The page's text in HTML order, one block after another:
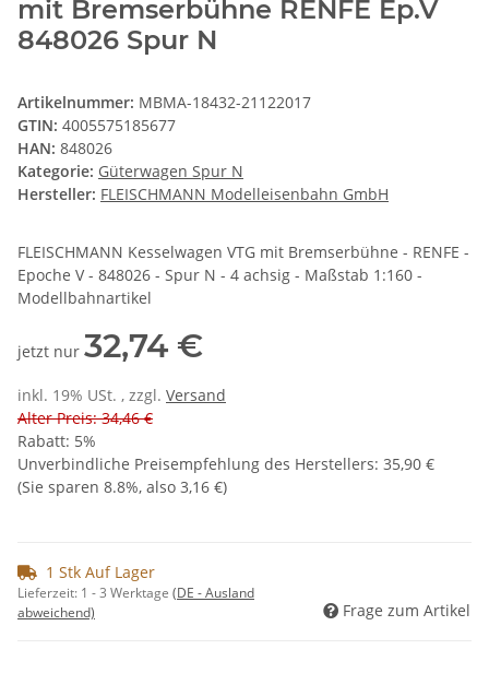
mit Bremserbühne RENFE Ep.V
848026 Spur N
Artikelnummer: MBMA-18432-21122017
GTIN: 4005575185677
HAN: 848026
Kategorie: Güterwagen Spur N
Hersteller: FLEISCHMANN Modelleisenbahn GmbH
FLEISCHMANN Kesselwagen VTG mit Bremserbühne - RENFE -
Epoche V - 848026 - Spur N - 4 achsig - Maßstab 1:160 -
Modellbahnartikel
jetzt nur 32,74 €
inkl. 19% USt. , zzgl. Versand
Alter Preis: 34,46 €
Rabatt: 5%
Unverbindliche Preisempfehlung des Herstellers: 35,90 €
(Sie sparen 8.8%, also 3,16 €)
1 Stk Auf Lager
Lieferzeit: 1 - 3 Werktage (DE - Ausland
abweichend)
Frage zum Artikel